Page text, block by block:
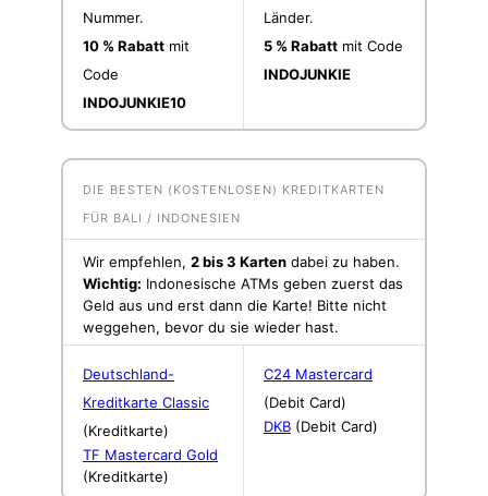
Nummer.
10 % Rabatt mit
Code
INDOJUNKIE10
Länder.
5 % Rabatt mit Code
INDOJUNKIE
DIE BESTEN (KOSTENLOSEN) KREDITKARTEN
FÜR BALI / INDONESIEN
Wir empfehlen, 2 bis 3 Karten dabei zu haben.
Wichtig: Indonesische ATMs geben zuerst das
Geld aus und erst dann die Karte! Bitte nicht
weggehen, bevor du sie wieder hast.
Deutschland-
Kreditkarte Classic
(Kreditkarte)
TF Mastercard Gold
(Kreditkarte)
C24 Mastercard
(Debit Card)
DKB (Debit Card)